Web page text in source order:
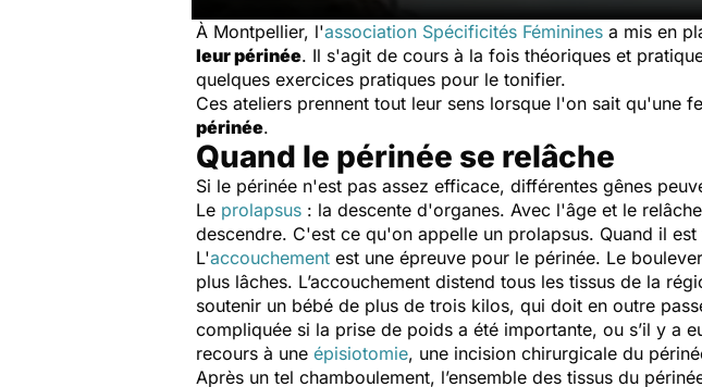
À Montpellier, l'association Spécificités Féminines a mis en
leur périnée. Il s'agit de cours à la fois théoriques et
quelques exercices pratiques pour le tonifier.
Ces ateliers prennent tout leur sens lorsque l'on sait qu'une
périnée.
Quand le périnée se relâche
Si le périnée n'est pas assez efficace, différentes gênes
Le prolapsus : la descente d'organes. Avec l'âge et le
descendre. C'est ce qu'on appelle un prolapsus. Quand il
L'accouchement est une épreuve pour le périnée. Le
plus lâches. L’accouchement distend tous les tissus de la
soutenir un bébé de plus de trois kilos, qui doit en outre
compliquée si la prise de poids a été importante, ou s’il y a
recours à une épisiotomie, une incision chirurgicale du
Après un tel chamboulement, l’ensemble des tissus du